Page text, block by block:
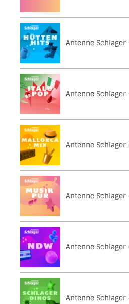
Antenne
Antenne Schlager
Antenne
Antenne
Antenne Schlager
Antenne Schlager